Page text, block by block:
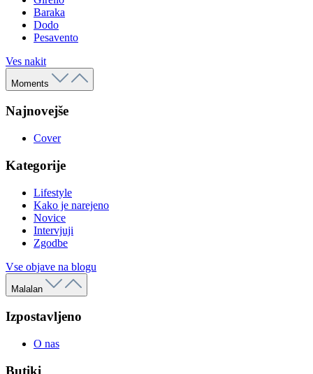
Baraka
Dodo
Pesavento
Ves nakit
Moments
Najnovejše
Cover
Kategorije
Lifestyle
Kako je narejeno
Novice
Intervjuji
Zgodbe
Vse objave na blogu
Malalan
Izpostavljeno
O nas
Butiki